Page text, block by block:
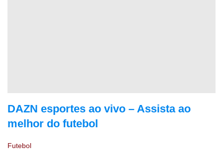
DAZN esportes ao vivo – Assista ao
melhor do futebol
Futebol